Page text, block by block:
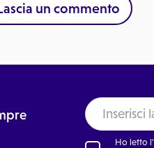
un commento
Ho letto l'